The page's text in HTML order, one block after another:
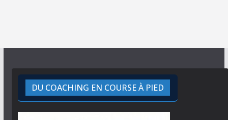
DU COACHING EN COURSE À PIED